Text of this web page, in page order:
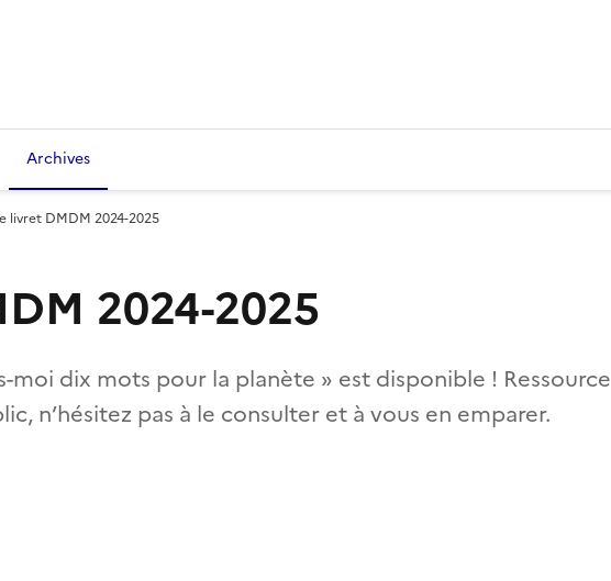
Archives
livret DMDM 2024-2025
2024-2025
moi dix mots pour la planète » est disponible ! Ressource
n’hésitez pas à le consulter et à vous en emparer.